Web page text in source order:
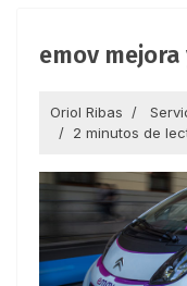
emov
Oriol Ribas
2 minutos de